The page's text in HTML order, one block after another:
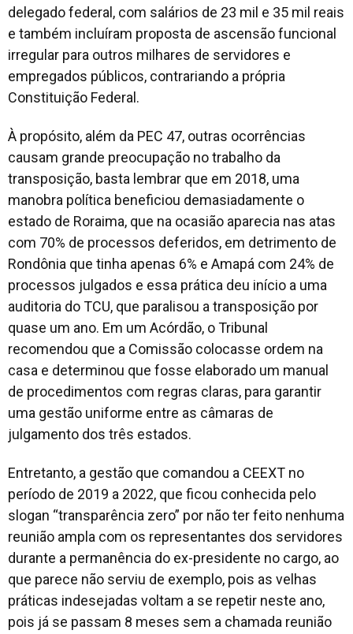
delegado federal, com salários de 23 mil e 35 mil reais
e também incluíram proposta de ascensão funcional
irregular para outros milhares de servidores e
empregados públicos, contrariando a própria
Constituição Federal.
À propósito, além da PEC 47, outras ocorrências
causam grande preocupação no trabalho da
transposição, basta lembrar que em 2018, uma
manobra política beneficiou demasiadamente o
estado de Roraima, que na ocasião aparecia nas atas
com 70% de processos deferidos, em detrimento de
Rondônia que tinha apenas 6% e Amapá com 24% de
processos julgados e essa prática deu início a uma
auditoria do TCU, que paralisou a transposição por
quase um ano. Em um Acórdão, o Tribunal
recomendou que a Comissão colocasse ordem na
casa e determinou que fosse elaborado um manual
de procedimentos com regras claras, para garantir
uma gestão uniforme entre as câmaras de
julgamento dos três estados.
Entretanto, a gestão que comandou a CEEXT no
período de 2019 a 2022, que ficou conhecida pelo
slogan “transparência zero” por não ter feito nenhuma
reunião ampla com os representantes dos servidores
durante a permanência do ex-presidente no cargo, ao
que parece não serviu de exemplo, pois as velhas
práticas indesejadas voltam a se repetir neste ano,
pois já se passam 8 meses sem a chamada reunião